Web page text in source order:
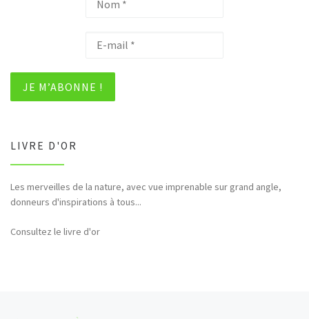
LIVRE D'OR
Les merveilles de la nature, avec vue imprenable sur grand angle,
donneurs d'inspirations à tous...
Bonjour et merci pour tous ces hommages rendus à la nature (faune,
flore,etc...)
Consultez le livre d'or